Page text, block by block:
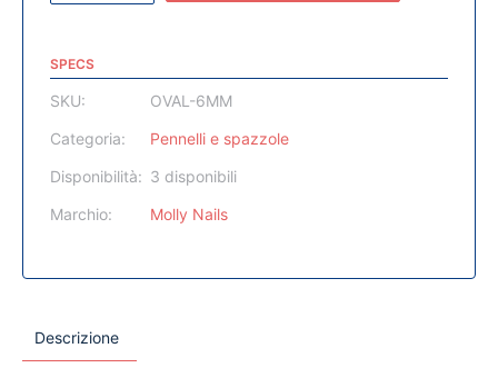
SPECS
SKU:
OVAL-6MM
Categoria:
Pennelli e spazzole
Disponibilità: 3 disponibili
Marchio:
Molly Nails
Descrizione